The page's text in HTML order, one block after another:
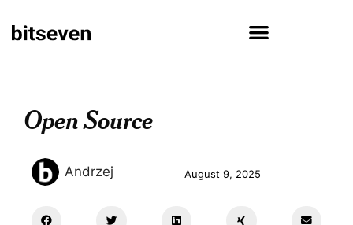
Open Source
Andrzej August 9, 2025